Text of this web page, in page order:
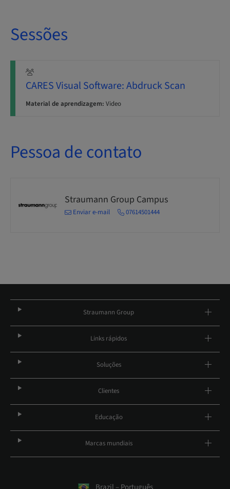
Sessões
CARES Visual Software: Abdruck Scan
Material de aprendizagem: Video
Pessoa de contato
Straumann Group Campus
Enviar e-mail 07614501444
Straumann Group
Links rápidos
Soluções
Clientes
Educação
Marcas mundiais